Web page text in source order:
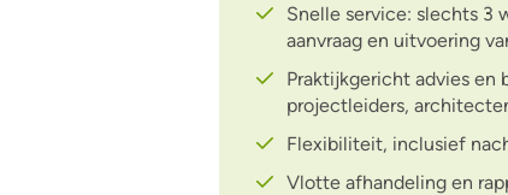
Snelle service: slechts 3
aanvraag en uitvoering
Praktijkgericht advies en
projectleiders,
Flexibiliteit, inclusief
Vlotte afhandeling en